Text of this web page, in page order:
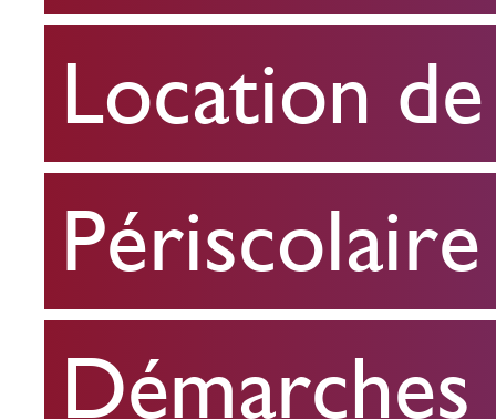
Location
de
salle
Périscolaire
Location
Périscolaire